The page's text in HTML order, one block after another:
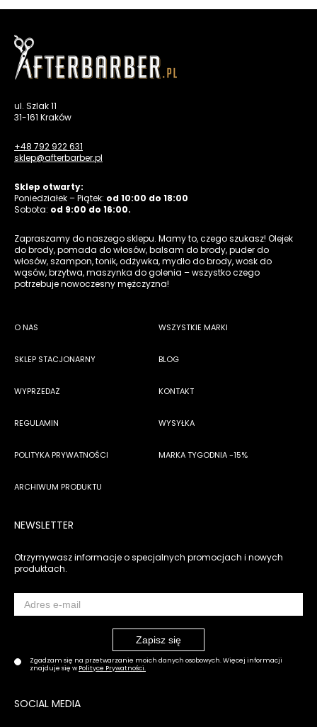
ul. Szlak 11
31-161 Kraków
+48 792 922 631
sklep@afterbarber.pl
Sklep otwarty:
Poniedziałek – Piątek: od 10:00 do 18:00
Sobota: od 9:00 do 16:00.
Zapraszamy do naszego sklepu. Mamy to, czego szukasz! Olejek
do brody, pomada do włosów, balsam do brody, puder do
włosów, szampon, tonik, odżywka, mydło do brody, wosk do
wąsów, brzytwa, maszynka do golenia – wszystko czego
potrzebuje nowoczesny mężczyzna!
O NAS WSZYSTKIE MARKI
SKLEP STACJONARNY BLOG
WYPRZEDAŻ KONTAKT
REGULAMIN WYSYŁKA
POLITYKA PRYWATNOŚCI MARKA TYGODNIA -15%
ARCHIWUM PRODUKTU
NEWSLETTER
Otrzymywasz informacje o specjalnych promocjach i nowych
produktach.
Zgadzam się na przetwarzanie moich danych osobowych. Więcej informacji
znajduje się wPolityce Prywatności.
SOCIAL MEDIA